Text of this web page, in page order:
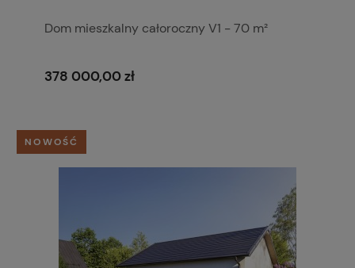
Dom mieszkalny całoroczny V1 - 70 m²
378 000,00 zł
NOWOŚĆ